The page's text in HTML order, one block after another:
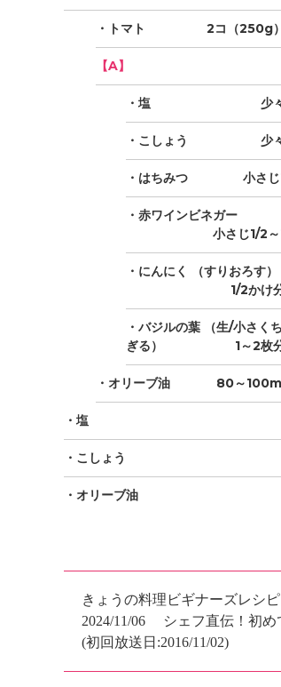
・トマト 2コ（250g）
【A】
・塩 少
・こしょう 少
・はちみつ 小さ
・赤ワインビネガー
小さじ1/2
・にんにく
（すりおろす）
1/2かけ
・バジルの葉 （生/小さくち
ぎる）
1～2枚
・オリーブ油 80～
・塩
・こしょう
・オリーブ油
きょうの料理ビギナーズレシピ
2024/11/06
シェフ直伝！初
(初回放送日:2016/11/02)